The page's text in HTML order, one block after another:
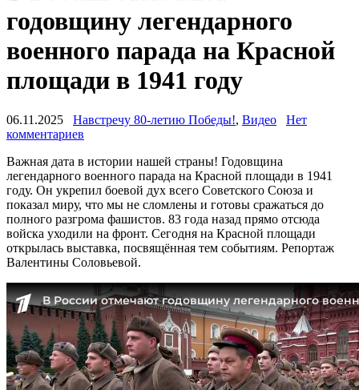
годовщину легендарного
военного парада на Красной
площади в 1941 году
06.11.2025 Навстречу 80-летию Победы!, Видео
Нет
комментариев
Важная дата в истории нашей страны! Годовщина
легендарного военного парада на Красной площади в 1941
году. Он укрепил боевой дух всего Советского Союза и
показал миру, что мы не сломлены и готовы сражаться до
полного разгрома фашистов. 83 года назад прямо отсюда
войска уходили на фронт. Сегодня на Красной площади
открылась выставка, посвящённая тем событиям. Репортаж
Валентины Соловьевой.